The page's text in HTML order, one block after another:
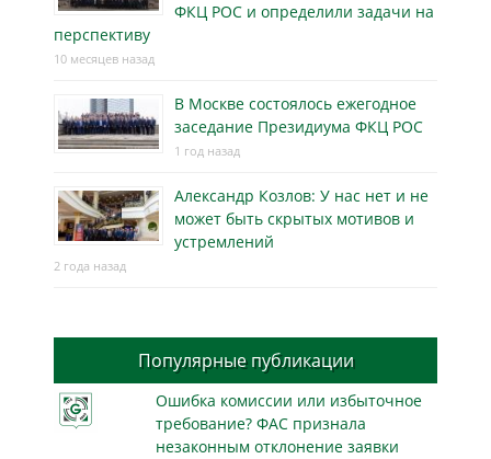
ФКЦ РОС и определили задачи на
перспективу
10 месяцев назад
В Москве состоялось ежегодное
заседание Президиума ФКЦ РОС
1 год назад
Александр Козлов: У нас нет и не
может быть скрытых мотивов и
устремлений
2 года назад
Популярные публикации
Ошибка комиссии или избыточное
требование? ФАС признала
незаконным отклонение заявки